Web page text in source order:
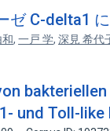
ゼ C-delta1
和,一戸 学,深見 希代
und Toll-